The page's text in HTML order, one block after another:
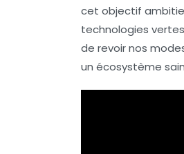
cet objectif
technologies vertes
de revoir nos
un écosystème